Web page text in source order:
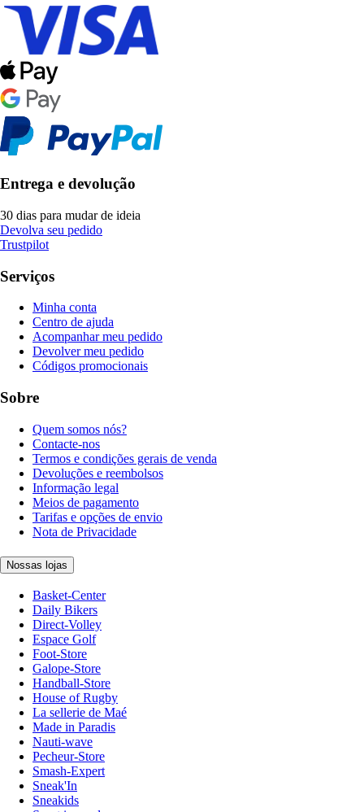
Entrega e devolução
30 dias para mudar de ideia
Devolva seu pedido
Trustpilot
Serviços
Minha conta
Centro de ajuda
Acompanhar meu pedido
Devolver meu pedido
Códigos promocionais
Sobre
Quem somos nós?
Contacte-nos
Termos e condições gerais de venda
Devoluções e reembolsos
Informação legal
Meios de pagamento
Tarifas e opções de envio
Nota de Privacidade
Nossas lojas
Basket-Center
Daily Bikers
Direct-Volley
Espace Golf
Foot-Store
Galope-Store
Handball-Store
House of Rugby
La sellerie de Maé
Made in Paradis
Nauti-wave
Pecheur-Store
Smash-Expert
Sneak'In
Sneakids